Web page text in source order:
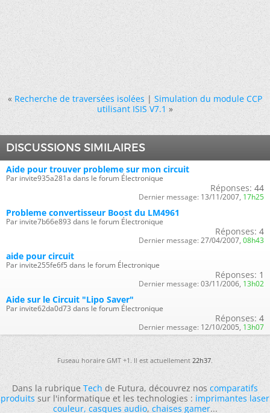
« Recherche de traversées isolées|Simulation du module CCP
utilisant ISIS V7.1 »
DISCUSSIONS SIMILAIRES
Aide pour trouver probleme sur mon circuit
Par invite935a281a dans le forum Électronique
Réponses: 44
Dernier message: 13/11/2007, 17h25
Probleme convertisseur Boost du LM4961
Par invite7b66e893 dans le forum Électronique
Réponses: 4
Dernier message: 27/04/2007, 08h43
aide pour circuit
Par invite255fe6f5 dans le forum Électronique
Réponses: 1
Dernier message: 03/11/2006, 13h02
Aide sur le Circuit "Lipo Saver"
Par invite62da0d73 dans le forum Électronique
Réponses: 4
Dernier message: 12/10/2005, 13h07
Fuseau horaire GMT +1. Il est actuellement22h37.
Dans la rubriqueTechde Futura, découvrez noscomparatifs
produitssur l'informatique et les technologies :imprimantes laser
couleur,casques audio,chaises gamer...